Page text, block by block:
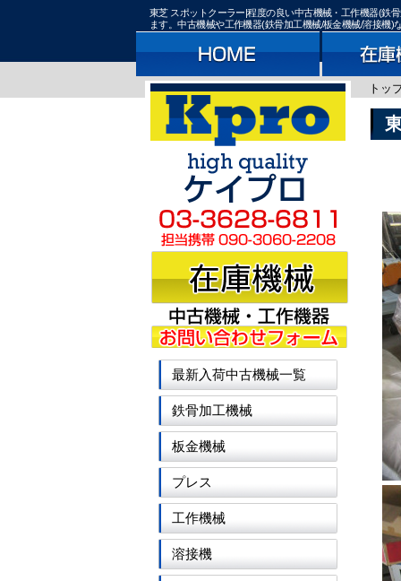
東芝 スポットクーラー|程度の良い中古機械・工作機器(鉄
ます。中古機械や工作機器(鉄骨加工機械/板金機械/溶接機
トッ
最新入荷中古機械一覧
鉄骨加工機械
板金機械
プレス
工作機械
溶接機